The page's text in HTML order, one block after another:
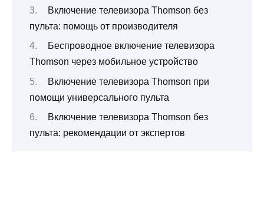
Включение телевизора Thomson без
пульта: помощь от производителя
Беспроводное включение телевизора
Thomson через мобильное устройство
Включение телевизора Thomson при
помощи универсального пульта
Включение телевизора Thomson без
пульта: рекомендации от экспертов